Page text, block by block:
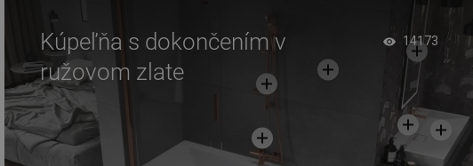
Kúpeľňa s dokončením v
ružovom zlate
14173